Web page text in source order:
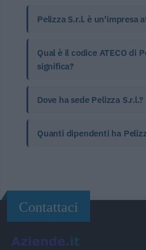
Pelizza S.r.l. è un'impresa
Qual è il codice ATECO di
significa?
Dove ha sede Pelizza S.r.l.?
Quanti dipendenti ha
Contattaci